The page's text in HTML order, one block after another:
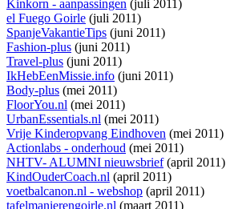
Kinkorn - aanpassingen (juli 2011)
el Fuego Goirle (juli 2011)
SpanjeVakantieTips (juni 2011)
Fashion-plus (juni 2011)
Travel-plus (juni 2011)
IkHebEenMissie.info (juni 2011)
Body-plus (mei 2011)
FloorYou.nl (mei 2011)
UrbanEssentials.nl (mei 2011)
Vrije Kinderopvang Eindhoven (mei 2011)
Actionlabs - onderhoud (mei 2011)
NHTV- ALUMNI nieuwsbrief(april 2011)
KindOuderCoach.nl (april 2011)
voetbalcanon.nl - webshop (april 2011)
tafelmanierengoirle.nl (maart 2011)